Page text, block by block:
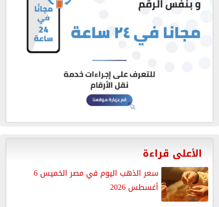
الأعلى قراءة
سعر الذهب اليوم في مصر الخميس 6
أغسطس 2026